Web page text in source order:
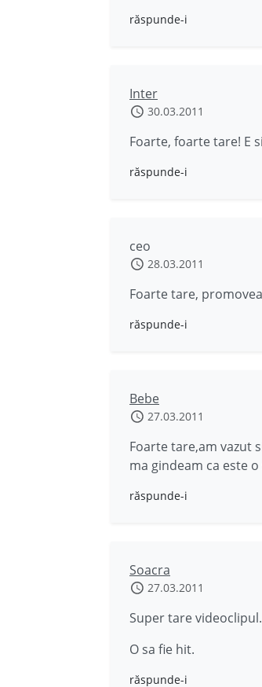
răspunde-i
Inter
30.03.2011
Foarte, foarte tare! E
răspunde-i
ceo
28.03.2011
Foarte tare,
răspunde-i
Bebe
27.03.2011
Foarte tare,am vazut
ma gindeam ca este
răspunde-i
Soacra
27.03.2011
Super tare
O sa fie hit.
răspunde-i